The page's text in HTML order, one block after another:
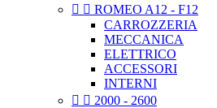
  ROMEO A12 - F12
CARROZZERIA
MECCANICA
ELETTRICO
ACCESSORI
INTERNI
  2000 - 2600